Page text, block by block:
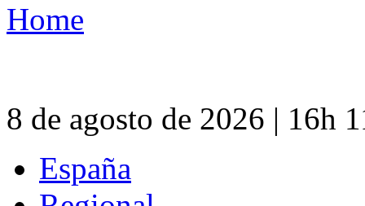
Home
8 de agosto de 2026 | 16h
España